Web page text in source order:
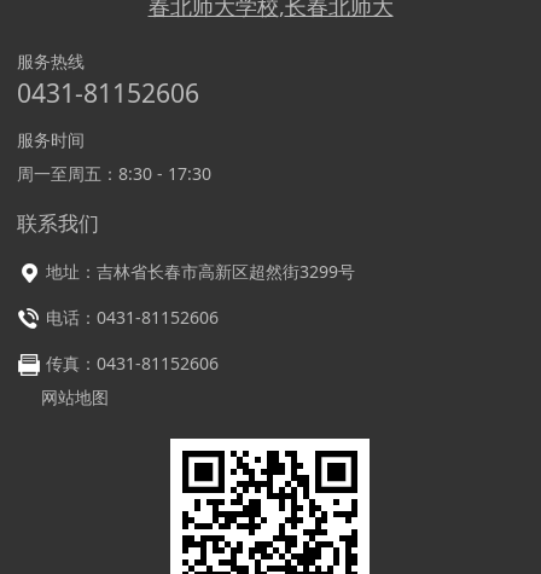
春北师大学校,长春北师大
服务热线
0431-81152606
服务时间
周一至周五：8:30 - 17:30
联系我们
地址 ：吉林省长春市高新区超然街3299号
电话：0431-81152606
传真：0431-81152606
网站地图